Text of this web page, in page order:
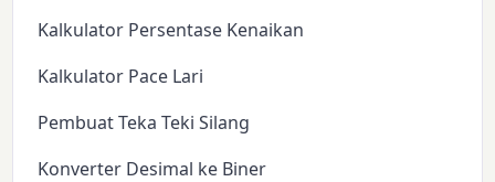
Kalkulator Persentase Kenaikan
Kalkulator Pace Lari
Pembuat Teka Teki Silang
Konverter Desimal ke Biner